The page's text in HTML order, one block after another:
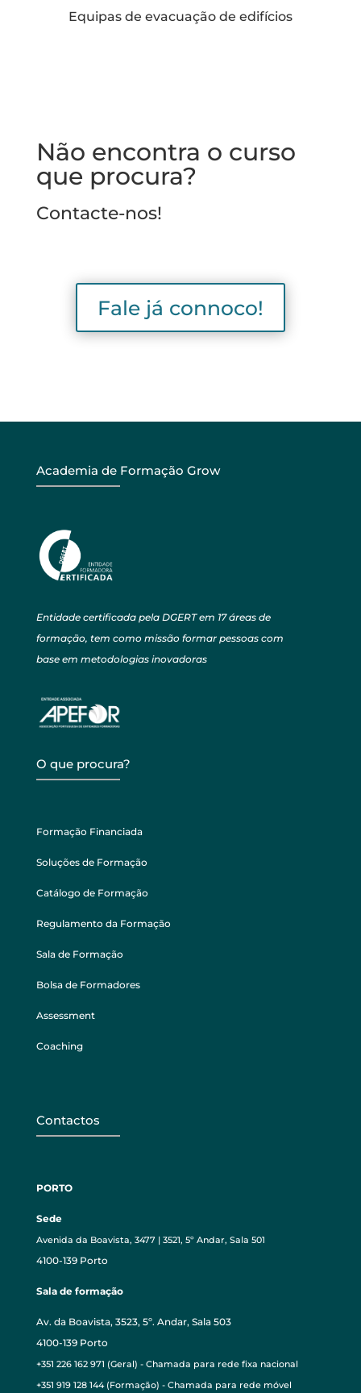
Equipas de evacuação de edifícios
Não encontra o curso
que procura?
Contacte-nos!
Fale já connoco!
Academia de Formação Grow
Entidade certificada pela DGERT em 17 áreas de
formação, tem como missão formar pessoas com
base em metodologias inovadoras
O que procura?
Formação Financiada
Soluções de Formação
Catálogo de Formação
Regulamento da Formação
Sala de Formação
Bolsa de Formadores
Assessment
Coaching
Contactos
PORTO
Sede
Avenida da Boavista, 3477 | 3521, 5º Andar, Sala 501
4100-139 Porto
Sala de formação
Av. da Boavista, 3523, 5º. Andar, Sala 503
4100-139 Porto
+351 226 162 971 (Geral) - Chamada para rede fixa nacional
+351 919 128 144 (Formação) - Chamada para rede móvel